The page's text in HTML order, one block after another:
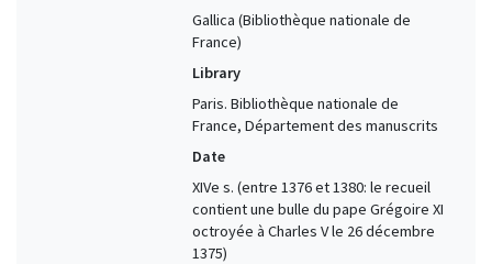
Gallica (Bibliothèque nationale de
France)
Library
Paris. Bibliothèque nationale de
France, Département des manuscrits
Date
XIVe s. (entre 1376 et 1380: le recueil
contient une bulle du pape Grégoire XI
octroyée à Charles V le 26 décembre
1375)